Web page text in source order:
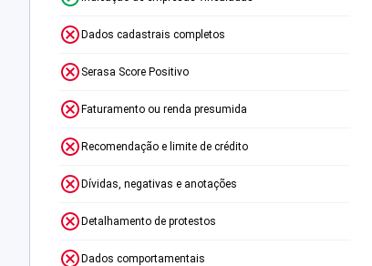
Dados cadastrais completos
Serasa Score Positivo
Faturamento ou renda presumida
Recomendação e limite de crédito
Dívidas, negativas e anotações
Detalhamento de protestos
Dados comportamentais